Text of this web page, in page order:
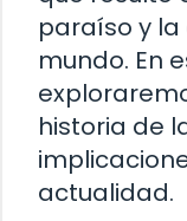
paraíso y
mundo. En
historia de
actualidad.